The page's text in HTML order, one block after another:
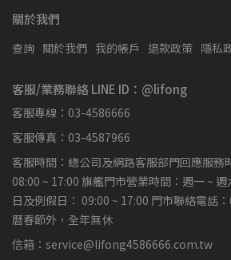
關於我們
查詢 關於我們 我的帳戶 退款政策 隱私
客服/業務聯絡 LINE ID：@lifong
客服專線：03-4586666
客服傳真：03-4587966
客服時間：總公司及網路客服部門回應服務
08:00 ~ 17:00 旗艦門市營業時間：週一 ~
日及例假日： 09:00 ~ 17:00 門市聯絡電話
曆春節外，全年無休
信箱：service@lifong4586666.com.tw